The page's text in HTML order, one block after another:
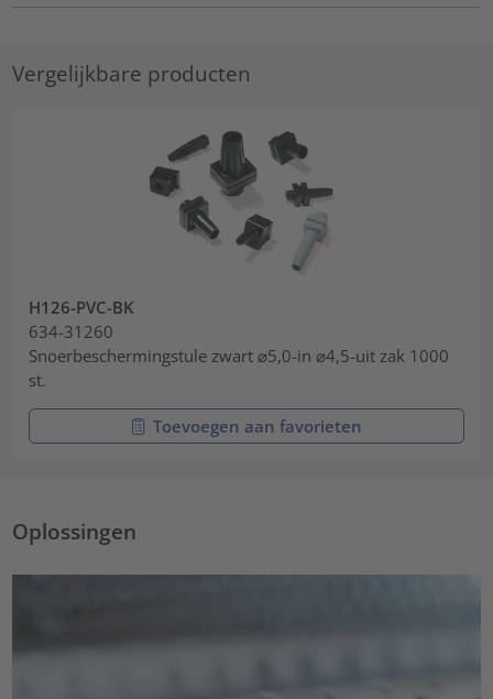
Vergelijkbare producten
H126-PVC-BK
634-31260
Snoerbeschermingstule zwart ⌀5,0-in ⌀4,5-uit zak 1000
st.
Toevoegen aan favorieten
Oplossingen